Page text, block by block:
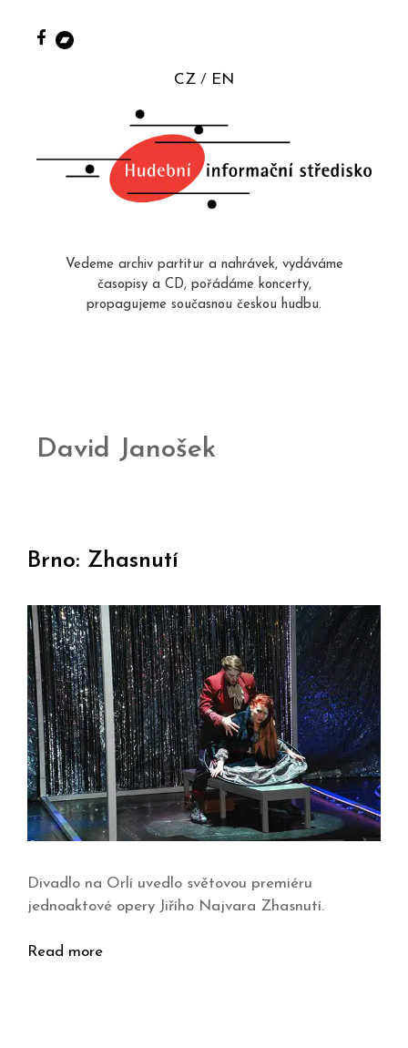
CZ EN
Vedeme archiv partitur a nahrávek, vydáváme
časopisy a CD, pořádáme koncerty,
propagujeme současnou českou hudbu.
David Janošek
Brno: Zhasnutí
Divadlo na Orlí uvedlo světovou premiéru
jednoaktové opery Jiřího Najvara Zhasnutí.
Read more